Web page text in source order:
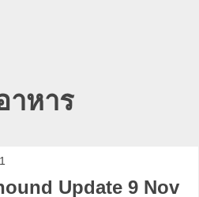
าหาร
Update 9 Nov